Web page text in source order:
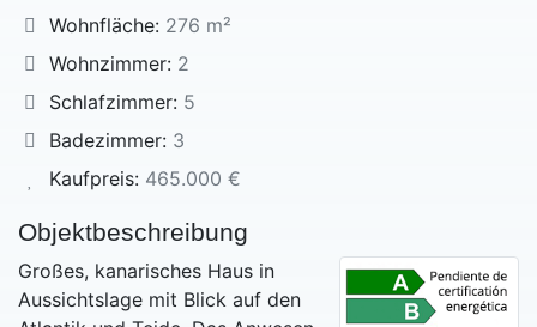
Wohnfläche: 276 m²
Wohnzimmer: 2
Schlafzimmer: 5
Badezimmer: 3
Kaufpreis: 465.000 €
Objektbeschreibung
Großes, kanarisches Haus in
Aussichtslage mit Blick auf den